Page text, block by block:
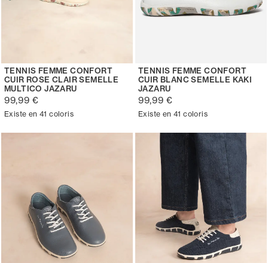
TENNIS FEMME CONFORT
CUIR ROSE CLAIR SEMELLE
MULTICO JAZARU
99,99 €
Existe en 41 coloris
TENNIS FEMME CONFORT
CUIR BLANC SEMELLE KAKI
JAZARU
99,99 €
Existe en 41 coloris